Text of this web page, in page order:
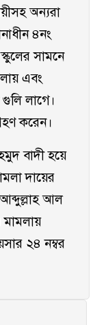
অন্যরা
৪নং
সামনে
এবং
লাগে।
করেন।
বাদী হয়ে
দায়ের
আল
২৪ নম্বর